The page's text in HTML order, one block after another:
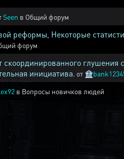
Seen в Общий форум
реформы, Некоторые
форум
скоординированного глушения
инициатива. от 🏦
в Вопросы новичков людей